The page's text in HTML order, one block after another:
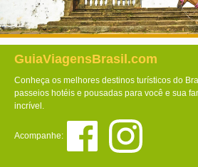
GuiaViagensBrasil.com
Conheça os melhores destinos turísticos do
passeios hotéis e pousadas para você e sua
incrível.
Acompanhe: